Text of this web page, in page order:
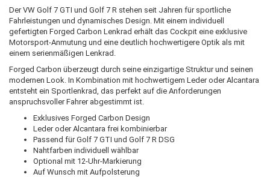
Der VW Golf 7 GTI und Golf 7 R stehen seit Jahren für sportliche
Fahrleistungen und dynamisches Design. Mit einem individuell
gefertigten Forged Carbon Lenkrad erhält das Cockpit eine exklusive
Motorsport-Anmutung und eine deutlich hochwertigere Optik als mit
einem serienmäßigen Lenkrad.
Forged Carbon überzeugt durch seine einzigartige Struktur und seinen
modernen Look. In Kombination mit hochwertigem Leder oder Alcantara
entsteht ein Sportlenkrad, das perfekt auf die Anforderungen
anspruchsvoller Fahrer abgestimmt ist.
Exklusives Forged Carbon Design
Leder oder Alcantara frei kombinierbar
Passend für Golf 7 GTI und Golf 7 R DSG
Nahtfarben individuell wählbar
Optional mit 12-Uhr-Markierung
Auf Wunsch mit Aufpolsterung